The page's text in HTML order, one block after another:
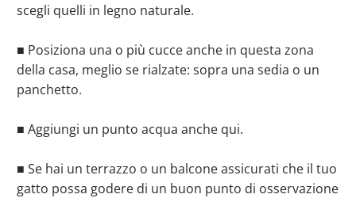
scegli quelli in legno naturale.
■ Posiziona una o più cucce anche in questa zona
della casa, meglio se rialzate: sopra una sedia o un
panchetto.⠀
■ Aggiungi un punto acqua anche qui.⠀
■ Se hai un terrazzo o un balcone assicurati che il tuo
gatto possa godere di un buon punto di osservazione